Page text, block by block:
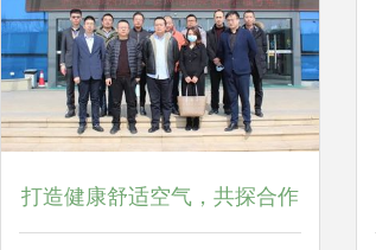
打造健康舒适空气，共探合作